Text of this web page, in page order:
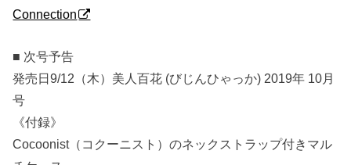
Connection
■ 次号予告
発売日9/12（木）美人百花 (びじんひゃっか) 2019年 10月
号
《付録》
Cocoonist（コクーニスト）のネックストラップ付きマル